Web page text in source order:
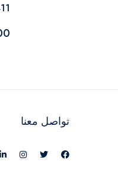
تواصل معنا